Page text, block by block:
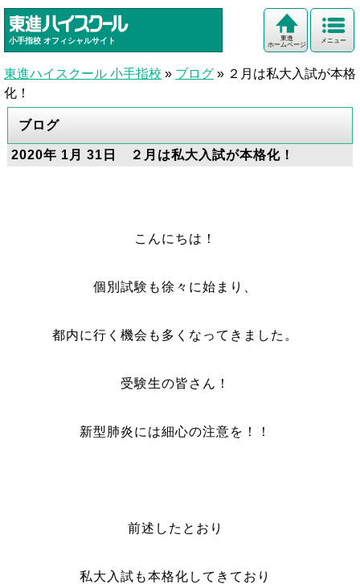
小手指校 オフィシャルサイト メニュー
東進
ホームページ
東進ハイスクール 小手指校 » ブログ » ２月は私大入試が本格
化！
ブログ
2020年 1月 31日 ２月は私大入試が本格化！
こんにちは！
個別試験も徐々に始まり、
都内に行く機会も多くなってきました。
受験生の皆さん！
新型肺炎には細心の注意を！！
前述したとおり
私大入試も本格化してきており